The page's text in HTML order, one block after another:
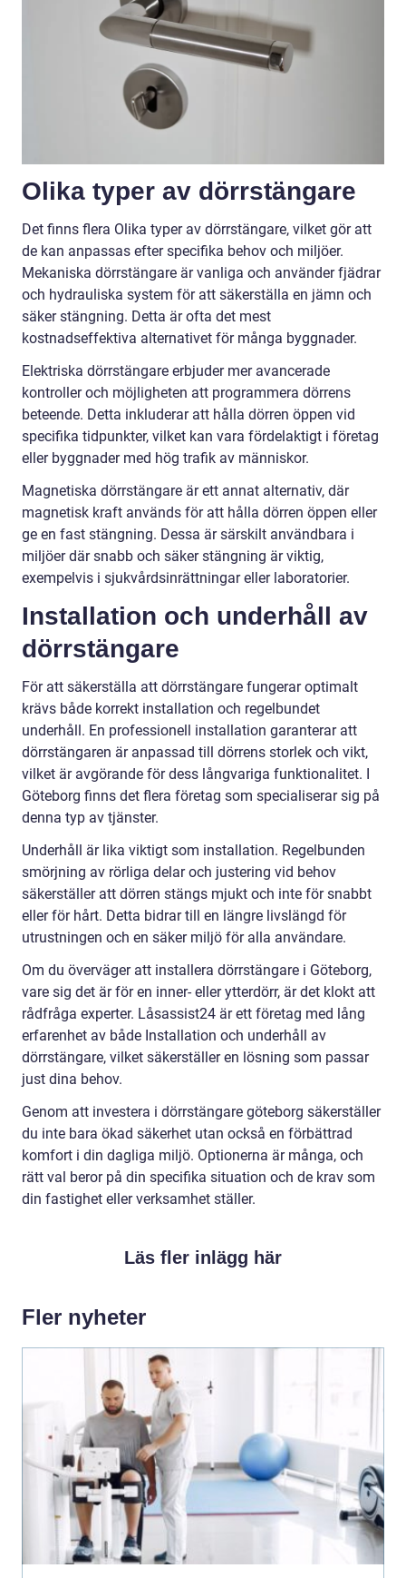
Olika typer av dörrstängare
Det finns flera Olika typer av dörrstängare, vilket gör att
de kan anpassas efter specifika behov och miljöer.
Mekaniska dörrstängare är vanliga och använder fjädrar
och hydrauliska system för att säkerställa en jämn och
säker stängning. Detta är ofta det mest
kostnadseffektiva alternativet för många byggnader.
Elektriska dörrstängare erbjuder mer avancerade
kontroller och möjligheten att programmera dörrens
beteende. Detta inkluderar att hålla dörren öppen vid
specifika tidpunkter, vilket kan vara fördelaktigt i företag
eller byggnader med hög trafik av människor.
Magnetiska dörrstängare är ett annat alternativ, där
magnetisk kraft används för att hålla dörren öppen eller
ge en fast stängning. Dessa är särskilt användbara i
miljöer där snabb och säker stängning är viktig,
exempelvis i sjukvårdsinrättningar eller laboratorier.
Installation och underhåll av
dörrstängare
För att säkerställa att dörrstängare fungerar optimalt
krävs både korrekt installation och regelbundet
underhåll. En professionell installation garanterar att
dörrstängaren är anpassad till dörrens storlek och vikt,
vilket är avgörande för dess långvariga funktionalitet. I
Göteborg finns det flera företag som specialiserar sig på
denna typ av tjänster.
Underhåll är lika viktigt som installation. Regelbunden
smörjning av rörliga delar och justering vid behov
säkerställer att dörren stängs mjukt och inte för snabbt
eller för hårt. Detta bidrar till en längre livslängd för
utrustningen och en säker miljö för alla användare.
Om du överväger att installera dörrstängare i Göteborg,
vare sig det är för en inner- eller ytterdörr, är det klokt att
rådfråga experter. Låsassist24 är ett företag med lång
erfarenhet av både Installation och underhåll av
dörrstängare, vilket säkerställer en lösning som passar
just dina behov.
Genom att investera i dörrstängare göteborg säkerställer
du inte bara ökad säkerhet utan också en förbättrad
komfort i din dagliga miljö. Optionerna är många, och
rätt val beror på din specifika situation och de krav som
din fastighet eller verksamhet ställer.
Läs fler inlägg här
Fler nyheter